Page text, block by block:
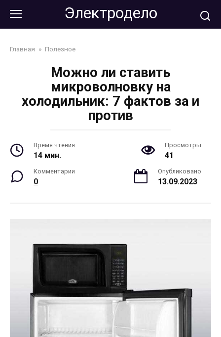
контенту
Электродело
Главная » Полезное
Можно ли ставить
микроволновку на
холодильник: 7 фактов за и
против
Время чтения
14 мин.
Просмотры
41
Комментарии
0
Опубликовано
13.09.2023